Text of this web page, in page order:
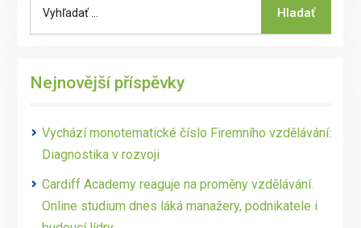
Hladať
Nejnovější příspěvky
Vychází monotematické číslo Firemního vzdělávání:
Diagnostika v rozvoji
Cardiff Academy reaguje na proměny vzdělávání.
Online studium dnes láká manažery, podnikatele i